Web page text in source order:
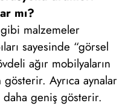
mı?
malzemeler
sayesinde “görsel
ağır mobilyaların
Ayrıca aynalar
daha geniş gösterir.